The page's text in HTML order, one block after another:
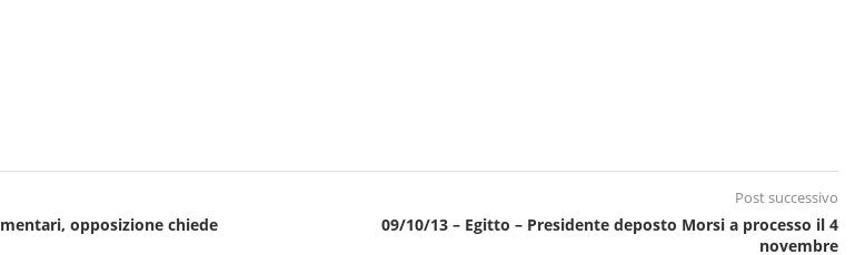
opposizione chiede
Post successivo
09/10/13 – Egitto – Presidente deposto Morsi a processo il 4
novembre